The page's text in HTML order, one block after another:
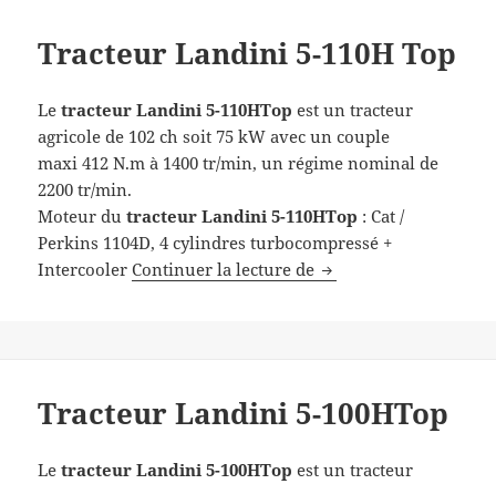
Tracteur Landini 5-110H Top
Letracteur Landini 5-110HTop est un tracteur
agricole de 102 ch soit 75 kW avec un couple
maxi 412 N.m à 1400 tr/min, un régime nominal de
2200 tr/min.
Moteur dutracteur Landini 5-110HTop : Cat /
Perkins 1104D, 4 cylindres turbocompressé +
IntercoolerContinuer la lecture de Tracteur Landini 5-
Tracteur Landini 5-100HTop
Letracteur Landini 5-100HTop est un tracteur